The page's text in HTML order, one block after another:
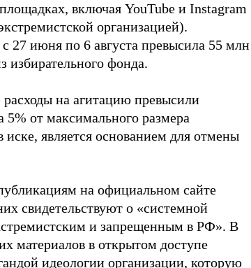
включая YouTube и Instagram
организацией).
27 июня по 6 августа превысила 55 млн
избирательного фонда.
на агитацию превысили
5% от максимального размера
иске, является основанием для отмены
на официальном сайте
свидетельствуют о «системной
и запрещенным в РФ». В
материалов в открытом доступе
идеологии организации, которую